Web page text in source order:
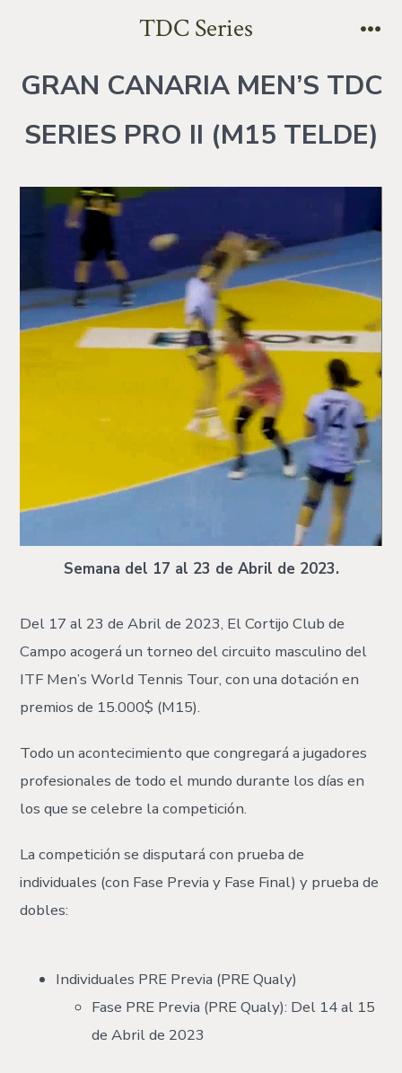
TDC Series
GRAN CANARIA MEN’S TDC
SERIES PRO II (M15 TELDE)
Semana del 17 al 23 de Abril de 2023.
Del 17 al 23 de Abril de 2023, El Cortijo Club de
Campo acogerá un torneo del circuito masculino del
ITF Men’s World Tennis Tour, con una dotación en
premios de 15.000$ (M15).
Todo un acontecimiento que congregará a jugadores
profesionales de todo el mundo durante los días en
los que se celebre la competición.
La competición se disputará con prueba de
individuales (con Fase Previa y Fase Final) y prueba de
dobles:
Individuales PRE Previa (PRE Qualy)
Fase PRE Previa (PRE Qualy): Del 14 al 15
de Abril de 2023